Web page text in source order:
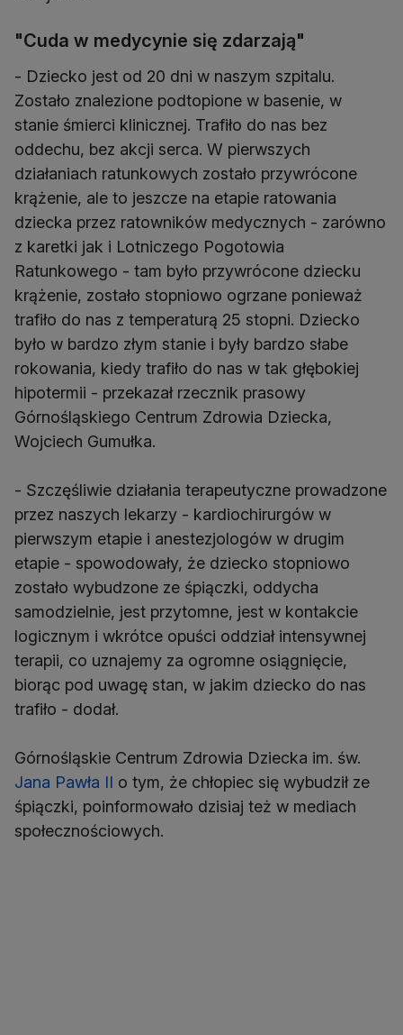
"Cuda w medycynie się zdarzają"
- Dziecko jest od 20 dni w naszym szpitalu.
Zostało znalezione podtopione w basenie, w
stanie śmierci klinicznej. Trafiło do nas bez
oddechu, bez akcji serca. W pierwszych
działaniach ratunkowych zostało przywrócone
krążenie, ale to jeszcze na etapie ratowania
dziecka przez ratowników medycznych - zarówno
z karetki jak i Lotniczego Pogotowia
Ratunkowego - tam było przywrócone dziecku
krążenie, zostało stopniowo ogrzane ponieważ
trafiło do nas z temperaturą 25 stopni. Dziecko
było w bardzo złym stanie i były bardzo słabe
rokowania, kiedy trafiło do nas w tak głębokiej
hipotermii - przekazał rzecznik prasowy
Górnośląskiego Centrum Zdrowia Dziecka,
Wojciech Gumułka.
- Szczęśliwie działania terapeutyczne prowadzone
przez naszych lekarzy - kardiochirurgów w
pierwszym etapie i anestezjologów w drugim
etapie - spowodowały, że dziecko stopniowo
zostało wybudzone ze śpiączki, oddycha
samodzielnie, jest przytomne, jest w kontakcie
logicznym i wkrótce opuści oddział intensywnej
terapii, co uznajemy za ogromne osiągnięcie,
biorąc pod uwagę stan, w jakim dziecko do nas
trafiło - dodał.
Górnośląskie Centrum Zdrowia Dziecka im. św.
Jana Pawła II o tym, że chłopiec się wybudził ze
śpiączki, poinformowało dzisiaj też w mediach
społecznościowych.